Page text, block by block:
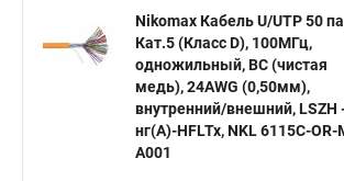
Nikomax Кабель U/UTP 50
Кат.5 (Класс D), 100МГц,
одножильный, BC (чистая
медь), 24AWG (0,50мм),
внутренний/внешний, LSZH
нг(А)-HFLTx, NKL 6115C-OR-
A001